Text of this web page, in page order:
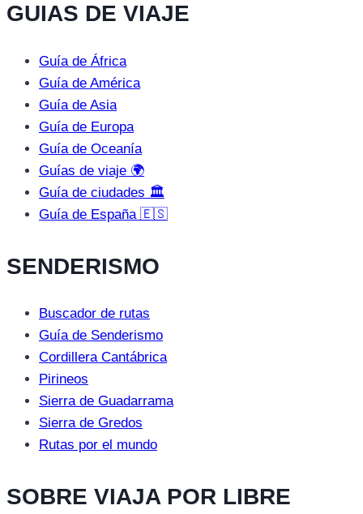
GUIAS DE VIAJE
Guía de África
Guía de América
Guía de Asia
Guía de Europa
Guía de Oceanía
Guías de viaje 🌍
Guía de ciudades 🏛️
Guía de España 🇪🇸
SENDERISMO
Buscador de rutas
Guía de Senderismo
Cordillera Cantábrica
Pirineos
Sierra de Guadarrama
Sierra de Gredos
Rutas por el mundo
SOBRE VIAJA POR LIBRE